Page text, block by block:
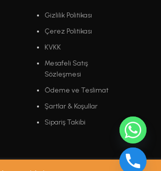
Gizlilik Politikası
Çerez Politikası
KVKK
Mesafeli Satış
Sözleşmesi
Ödeme ve Teslimat
Şartlar & Koşullar
Sipariş Takibi